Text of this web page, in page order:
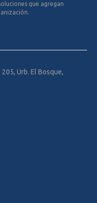
que agregan
Urb. El Bosque,